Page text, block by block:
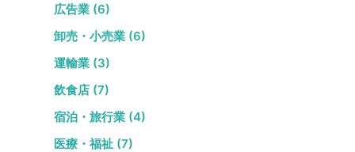
広告業 (6)
卸売・小売業 (6)
運輸業 (3)
飲食店 (7)
宿泊・旅行業 (4)
医療・福祉 (7)